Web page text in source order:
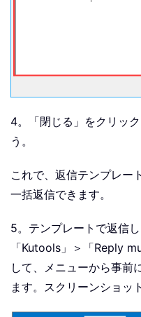
4。「閉じる」をクリッ
う。
これで、返信テンプレー
一括返信できます。
5。テンプレートで返信
「Kutools」＞「Reply
して、メニューから事前
ます。スクリーンショッ